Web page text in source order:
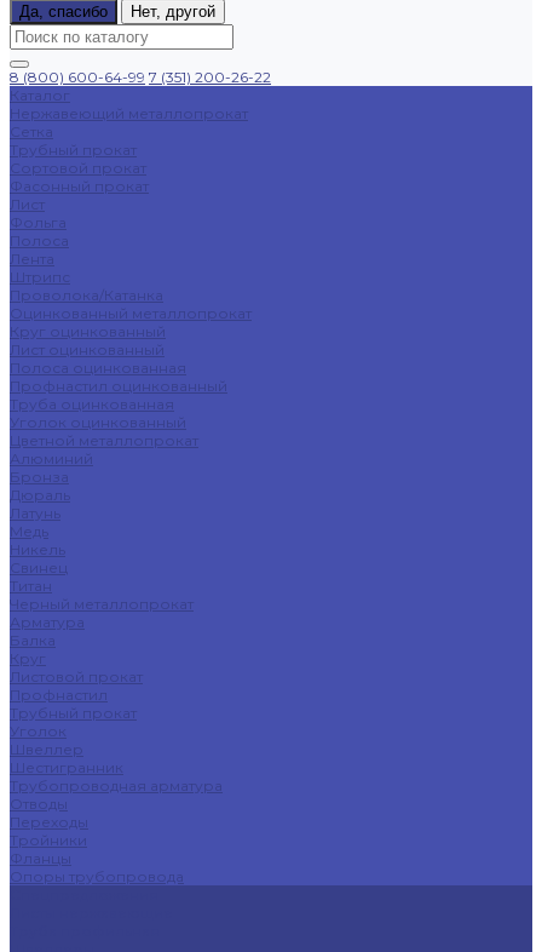
Да, спасибо
Нет, другой
8 (800) 600-64-99 7 (351) 200-26-22
Каталог
Нержавеющий металлопрокат
Сетка
Трубный прокат
Сортовой прокат
Фасонный прокат
Лист
Фольга
Полоса
Лента
Штрипс
Проволока/Катанка
Оцинкованный металлопрокат
Круг оцинкованный
Лист оцинкованный
Полоса оцинкованная
Профнастил оцинкованный
Труба оцинкованная
Уголок оцинкованный
Цветной металлопрокат
Алюминий
Бронза
Дюраль
Латунь
Медь
Никель
Свинец
Титан
Черный металлопрокат
Арматура
Балка
Круг
Листовой прокат
Профнастил
Трубный прокат
Уголок
Швеллер
Шестигранник
Трубопроводная арматура
Отводы
Переходы
Тройники
Фланцы
Опоры трубопровода